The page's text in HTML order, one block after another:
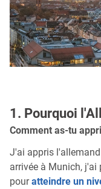
1. Pourquoi
Comment as-tu
J'ai appris
arrivée à Munich, j'ai
pouratteindre un